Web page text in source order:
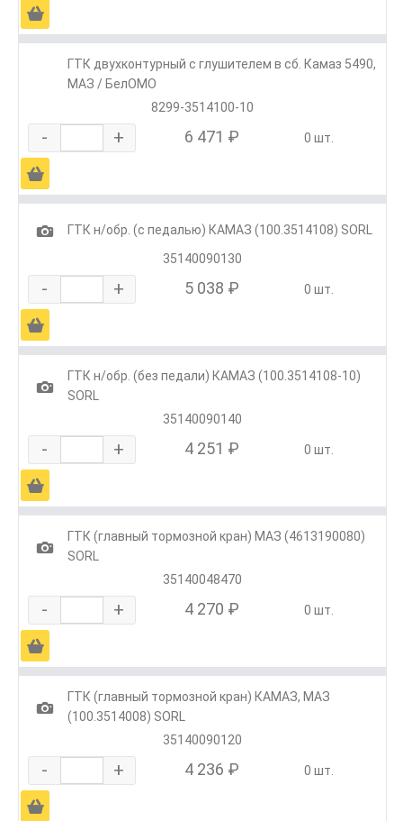
Ä
ГТК двухконтурный с глушителем в сб. Камаз 5490,
МАЗ / БелОМО
8299-3514100-10
- + 6 471 ₽ 0 шт.
Ä
1
ГТК н/обр. (с педалью) КАМАЗ (100.3514108) SORL
35140090130
- + 5 038 ₽ 0 шт.
Ä
1
ГТК н/обр. (без педали) КАМАЗ (100.3514108-10)
SORL
35140090140
- + 4 251 ₽ 0 шт.
Ä
1
ГТК (главный тормозной кран) МАЗ (4613190080)
SORL
35140048470
- + 4 270 ₽ 0 шт.
Ä
1
ГТК (главный тормозной кран) КАМАЗ, МАЗ
(100.3514008) SORL
35140090120
- + 4 236 ₽ 0 шт.
Ä